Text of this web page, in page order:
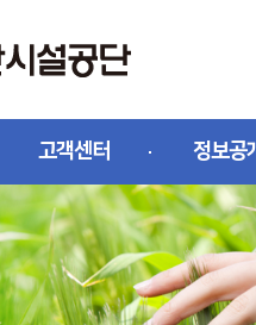
고객센터 정보공